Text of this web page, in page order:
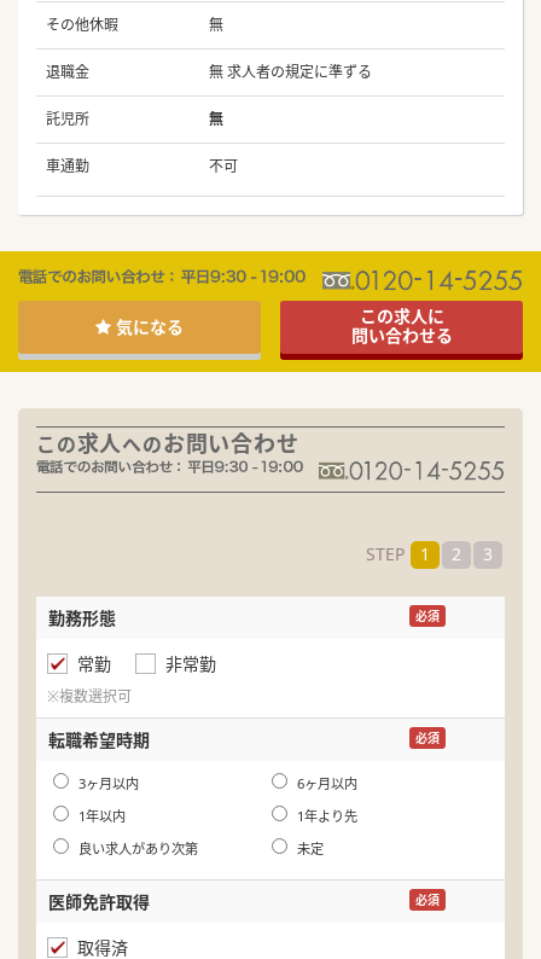
その他休暇 無
退職金 無 求人者の規定に準ずる
託児所 無
車通勤 不可
気になる
この求人に
問い合わせる
この求人へのお問い合わせ
STEP 1 2 3
勤務形態 必須
常勤 非常勤
※複数選択可
転職希望時期 必須
3ヶ月以内
6ヶ月以内
1年以内
1年より先
良い求人があり次第
未定
医師免許取得 必須
取得済